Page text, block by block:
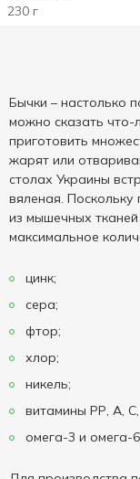
230 г
Бычки – настолько
можно сказать что-
приготовить
жарят или
столах Украины
вяленая. Поскольку
из мышечных тканей
максимальное
цинк;
сера;
фтор;
хлор;
никель;
витамины РР, А,
омега-3 и омега-